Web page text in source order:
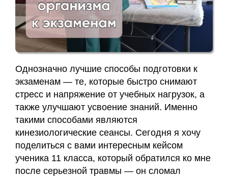
Галины
Акулич
–
отзывы
Об
авторе
Диплом
и
сертификаты
Галины
Акулич
Однозначно лучшие способы подготовки к
экзаменам — те, которые быстро снимают
стресс и напряжение от учебных нагрузок, а
также улучшают усвоение знаний. Именно
такими способами являются
кинезиологические сеансы. Сегодня я хочу
поделиться с вами интересным кейсом
ученика 11 класса, который обратился ко мне
после серьезной травмы — он сломал